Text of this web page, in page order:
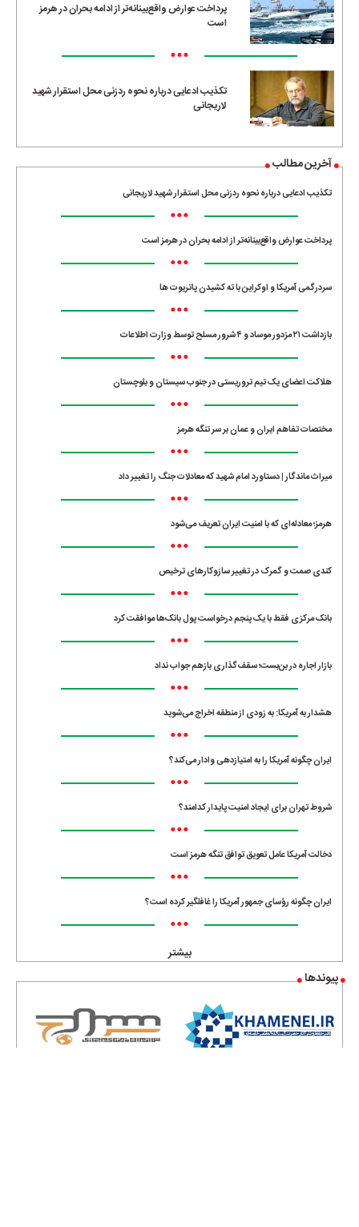
پرداخت عوارض واقع‌بینانه‌تر از ادامه بحران در هرمز
است
•••
تکذیب ادعایی درباره نحوه ردزنی محل استقرار شهید
لاریجانی
آخرین مطالب
تکذیب ادعایی درباره نحوه ردزنی محل استقرار شهید لاریجانی
•••
پرداخت عوارض واقع‌بینانه‌تر از ادامه بحران در هرمز است
•••
سردرگمی آمریکا و اوکراین با ته کشیدن پاتریوت ها
•••
بازداشت ۲۱ مزدور موساد و ۴ شرور مسلح توسط وزارت اطلاعات
•••
هلاکت اعضای یک تیم تروریستی در جنوب سیستان و بلوچستان
•••
مختصات تفاهم ایران و عمان بر سر تنگه هرمز
•••
میراث ماندگار | دستاورد امام شهید که معادلات جنگ را تغییر داد
•••
هرمز؛ معادله‌ای که با امنیت ایران تعریف می‌شود
•••
کندی صمت و گمرک در تغییر سازوکارهای ترخیص
•••
بانک مرکزی فقط با یک‌ پنجم درخواست پول بانک‌ها موافقت کرد
•••
بازار اجاره در بن‌بست؛ سقف‌گذاری بازهم جواب نداد
•••
هشدار به آمریکا: به زودی از منطقه اخراج می‌شوید
•••
ایران چگونه آمریکا را به امتیازدهی وادار می‌کند؟
•••
شروط تهران برای ایجاد امنیت پایدار کدامند؟
•••
دخالت آمریکا عامل تعویق توافق تنگه هرمز است
•••
ایران چگونه رؤسای جمهور آمریکا را غافلگیر کرده است؟
•••
بیشتر
پیوندها